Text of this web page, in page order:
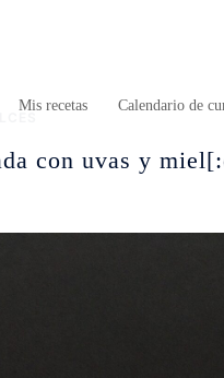
Mis recetas Calendario de
con uvas y